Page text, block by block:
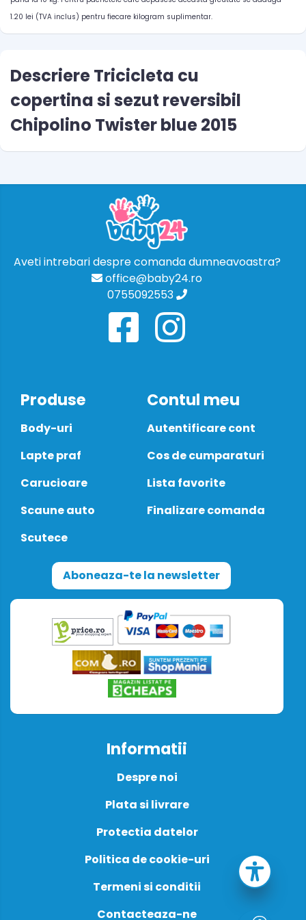
1.20 lei (TVA inclus) pentru fiecare kilogram suplimentar.
Descriere Tricicleta cu
copertina si sezut reversibil
Chipolino Twister blue 2015
Aveti intrebari despre comanda dumneavoastra?
office@baby24.ro
0755092553
Produse
Body-uri
Lapte praf
Carucioare
Scaune auto
Scutece
Contul meu
Autentificare cont
Cos de cumparaturi
Lista favorite
Finalizare comanda
Aboneaza-te la newsletter
Informatii
Despre noi
Plata si livrare
Protectia datelor
Politica de cookie-uri
Termeni si conditii
Contacteaza-ne